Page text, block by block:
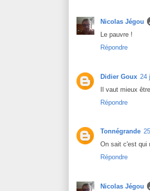
Nicolas Jégou
Le pauvre !
Répondre
Didier Goux 24
Il vaut mieux
Répondre
Tonnégrande
On sait c'est qui
Répondre
Nicolas Jégou